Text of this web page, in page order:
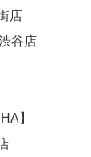
店
谷店
】